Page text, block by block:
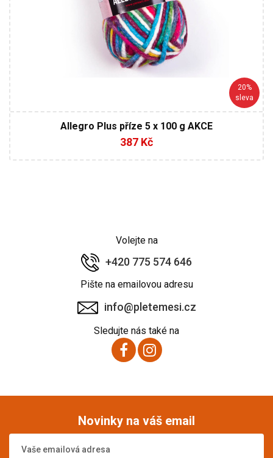
20%
sleva
Allegro Plus příze 5 x 100 g AKCE
387 Kč
Volejte na
+420 775 574 646
Pište na emailovou adresu
info@pletemesi.cz
Sledujte nás také na
Novinky na váš email